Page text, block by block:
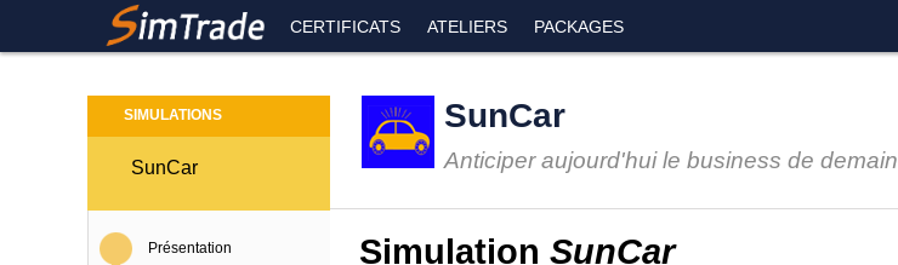
CERTIFICATS ATELIERS PACKAGES
SIMULATIONS
SunCar
Présentation
SunCar
Anticiper aujourd'hui le business de demain
Simulation SunCar